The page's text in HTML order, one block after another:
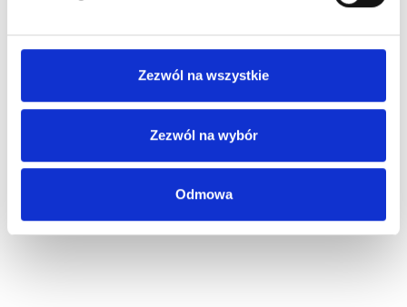
Zezwól na wszystkie
Zezwól na wybór
Odmowa